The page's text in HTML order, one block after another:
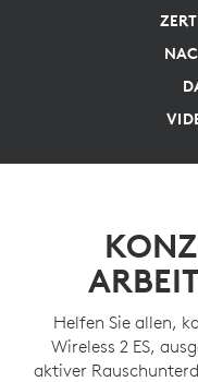
Helfen Sie allen,
Wireless 2 ES,
aktiver